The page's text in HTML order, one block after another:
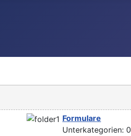
Formulare
Unterkategorien: